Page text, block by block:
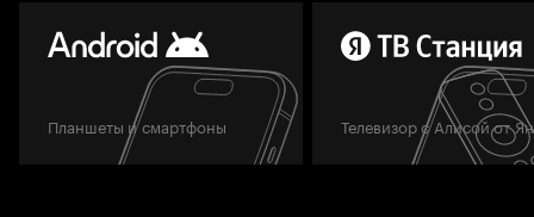
Планшеты и смартфоны Телевизор с Алисой от